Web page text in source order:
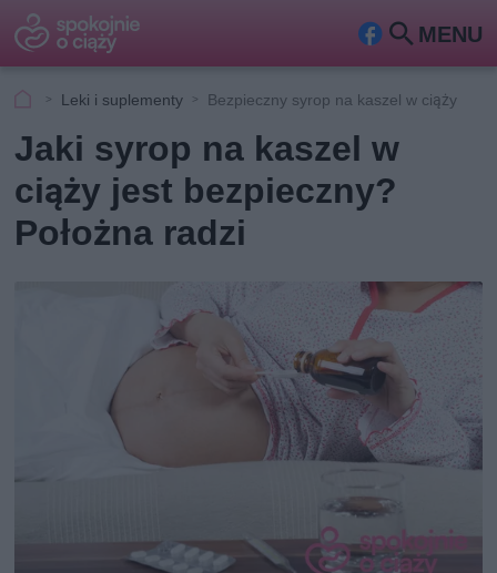
MENU
Fa
ook
Szu
kaj
Leki i suplementy Bezpieczny syrop na kaszel w ciąży
Jaki syrop na kaszel w
ciąży jest bezpieczny?
Położna radzi